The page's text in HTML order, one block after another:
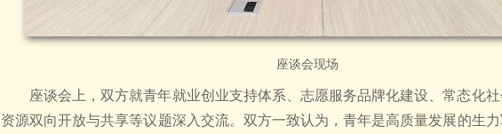
座谈会现场
座谈会上，双方就青年就业创业支持体系、志愿服务品牌化建设、常态化
资源双向开放与共享等议题深入交流。双方一致认为，青年是高质量发展的生